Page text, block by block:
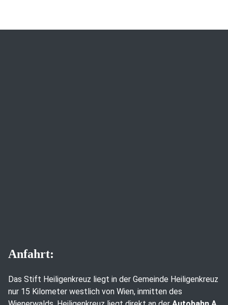
Anfahrt:
Das Stift Heiligenkreuz liegt in der Gemeinde Heiligenkreuz
nur 15 Kilometer westlich von Wien, inmitten des